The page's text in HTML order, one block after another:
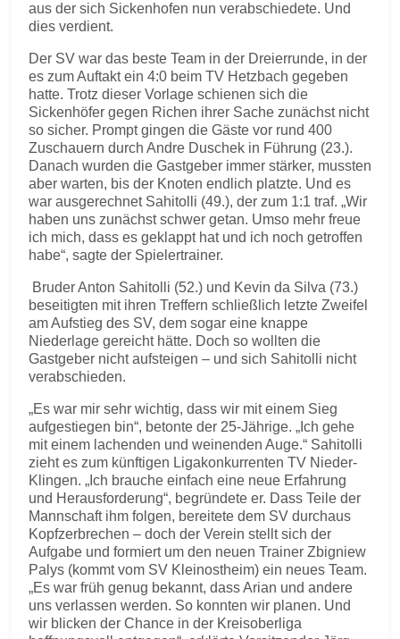
aus der sich Sickenhofen nun verabschiedete. Und
dies verdient.
Der SV war das beste Team in der Dreierrunde, in der
es zum Auftakt ein 4:0 beim TV Hetzbach gegeben
hatte. Trotz dieser Vorlage schienen sich die
Sickenhöfer gegen Richen ihrer Sache zunächst nicht
so sicher. Prompt gingen die Gäste vor rund 400
Zuschauern durch Andre Duschek in Führung (23.).
Danach wurden die Gastgeber immer stärker, mussten
aber warten, bis der Knoten endlich platzte. Und es
war ausgerechnet Sahitolli (49.), der zum 1:1 traf. „Wir
haben uns zunächst schwer getan. Umso mehr freue
ich mich, dass es geklappt hat und ich noch getroffen
habe“, sagte der Spielertrainer.
Bruder Anton Sahitolli (52.) und Kevin da Silva (73.)
beseitigten mit ihren Treffern schließlich letzte Zweifel
am Aufstieg des SV, dem sogar eine knappe
Niederlage gereicht hätte. Doch so wollten die
Gastgeber nicht aufsteigen – und sich Sahitolli nicht
verabschieden.
„Es war mir sehr wichtig, dass wir mit einem Sieg
aufgestiegen bin“, betonte der 25-Jährige. „Ich gehe
mit einem lachenden und weinenden Auge.“ Sahitolli
zieht es zum künftigen Ligakonkurrenten TV Nieder-
Klingen. „Ich brauche einfach eine neue Erfahrung
und Herausforderung“, begründete er. Dass Teile der
Mannschaft ihm folgen, bereitete dem SV durchaus
Kopfzerbrechen – doch der Verein stellt sich der
Aufgabe und formiert um den neuen Trainer Zbigniew
Palys (kommt vom SV Kleinostheim) ein neues Team.
„Es war früh genug bekannt, dass Arian und andere
uns verlassen werden. So konnten wir planen. Und
wir blicken der Chance in der Kreisoberliga